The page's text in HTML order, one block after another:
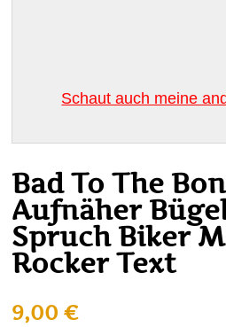
Schaut auch meine
Bad To The
Aufnäher
Spruch Biker
Rocker Text
9,00€